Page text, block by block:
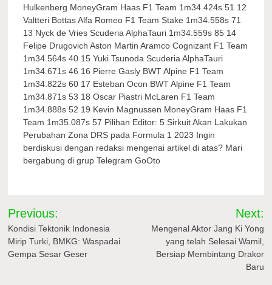
Hulkenberg MoneyGram Haas F1 Team 1m34.424s 51 12
Valtteri Bottas Alfa Romeo F1 Team Stake 1m34.558s 71
13 Nyck de Vries Scuderia AlphaTauri 1m34.559s 85 14
Felipe Drugovich Aston Martin Aramco Cognizant F1 Team
1m34.564s 40 15 Yuki Tsunoda Scuderia AlphaTauri
1m34.671s 46 16 Pierre Gasly BWT Alpine F1 Team
1m34.822s 60 17 Esteban Ocon BWT Alpine F1 Team
1m34.871s 53 18 Oscar Piastri McLaren F1 Team
1m34.888s 52 19 Kevin Magnussen MoneyGram Haas F1
Team 1m35.087s 57 Pilihan Editor: 5 Sirkuit Akan Lakukan
Perubahan Zona DRS pada Formula 1 2023 Ingin
berdiskusi dengan redaksi mengenai artikel di atas? Mari
bergabung di grup Telegram GoOto
Navigasi
pos
Previous:
Kondisi Tektonik Indonesia
Mirip Turki, BMKG: Waspadai
Gempa Sesar Geser
Next:
Mengenal Aktor Jang Ki Yong
yang telah Selesai Wamil,
Bersiap Membintang Drakor
Baru